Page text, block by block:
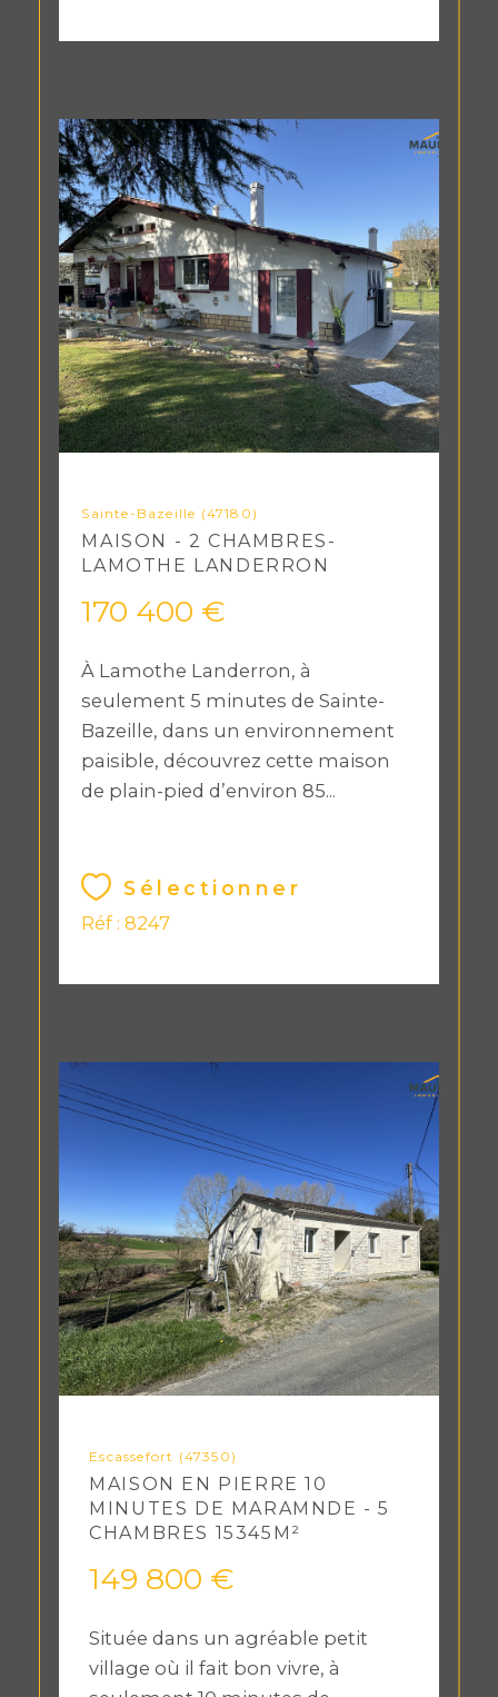
Sainte-Bazeille (47180)
MAISON - 2 CHAMBRES-
LAMOTHE LANDERRON
170 400 €
À Lamothe Landerron, à
seulement 5 minutes de Sainte-
Bazeille, dans un environnement
paisible, découvrez cette maison
de plain-pied d’environ 85...
Sélectionner
Réf : 8247
Escassefort (47350)
MAISON EN PIERRE 10
MINUTES DE MARAMNDE - 5
CHAMBRES 15345M²
149 800 €
Située dans un agréable petit
village où il fait bon vivre, à